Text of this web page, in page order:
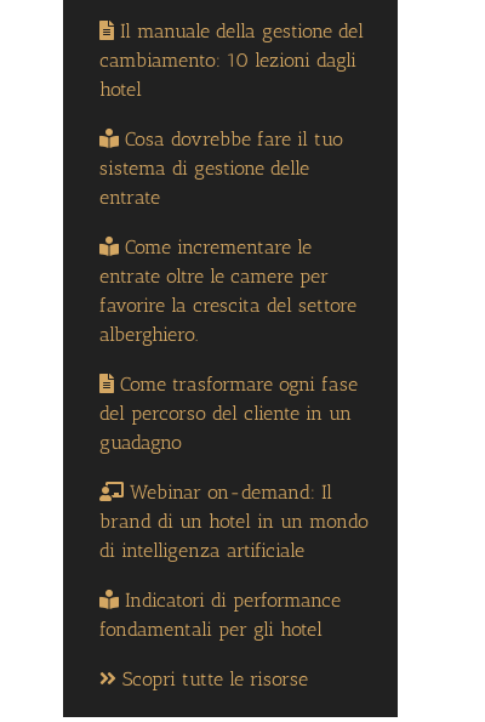
Il manuale della gestione del
cambiamento: 10 lezioni dagli
hotel
Cosa dovrebbe fare il tuo
sistema di gestione delle
entrate
Come incrementare le
entrate oltre le camere per
favorire la crescita del settore
alberghiero.
Come trasformare ogni fase
del percorso del cliente in un
guadagno
Webinar on-demand: Il
brand di un hotel in un mondo
di intelligenza artificiale
Indicatori di performance
fondamentali per gli hotel
Scopri tutte le risorse